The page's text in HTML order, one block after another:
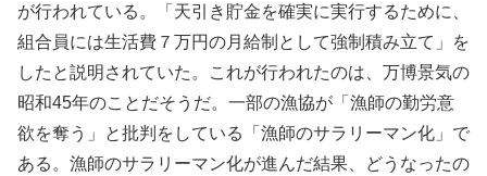
が行われている。「天引き貯金を確実に実行するために、
組合員には生活費７万円の月給制として強制積み立て」を
したと説明されていた。これが行われたのは、万博景気の
昭和45年のことだそうだ。一部の漁協が「漁師の勤労意
欲を奪う」と批判をしている「漁師のサラリーマン化」で
ある。漁師のサラリーマン化が進んだ結果、どうなったの